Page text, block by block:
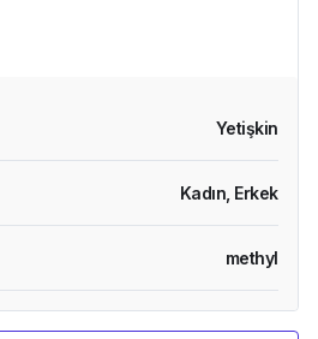
Yetişkin
Kadın, Erkek
methyl